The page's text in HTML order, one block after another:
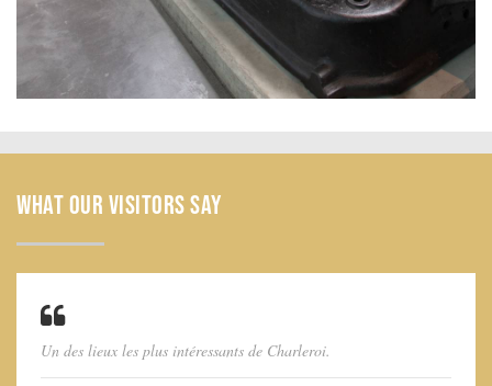
WHAT OUR VISITORS SAY
Un des lieux les plus intéressants de Charleroi.